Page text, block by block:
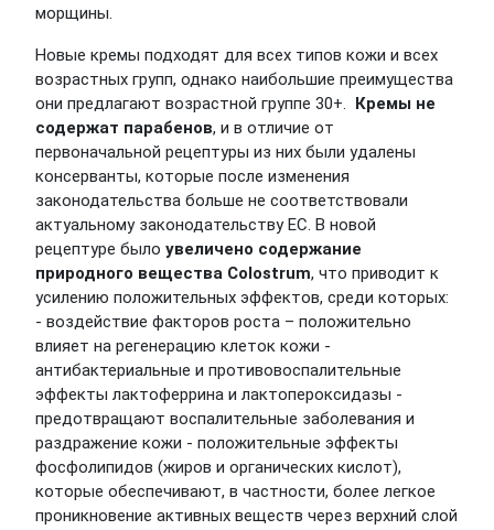
морщины.
Новые кремы подходят для всех типов кожи и всех
возрастных групп, однако наибольшие преимущества
они предлагают возрастной группе 30+. Кремы не
содержат парабенов, и в отличие от
первоначальной рецептуры из них были удалены
консерванты, которые после изменения
законодательства больше не соответствовали
актуальному законодательству ЕС. В новой
рецептуре было увеличено содержание
природного вещества Colostrum, что приводит к
усилению положительных эффектов, среди которых:
- воздействие факторов роста – положительно
влияет на регенерацию клеток кожи -
антибактериальные и противовоспалительные
эффекты лактоферрина и лактопероксидазы -
предотвращают воспалительные заболевания и
раздражение кожи - положительные эффекты
фосфолипидов (жиров и органических кислот),
которые обеспечивают, в частности, более легкое
проникновение активных веществ через верхний слой